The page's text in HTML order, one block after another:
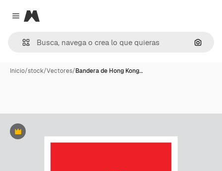
Close menu
Magnific
Inicio/stock/Vectores/Bandera de Hong Kong…
Premium